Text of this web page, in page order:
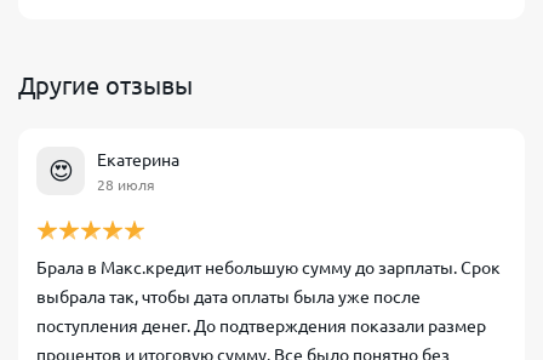
Другие отзывы
😍 Екатерина
28 июля
Брала в Макс.кредит небольшую сумму до зарплаты. Срок
выбрала так, чтобы дата оплаты была уже после
поступления денег. До подтверждения показали размер
процентов и итоговую сумму. Все было понятно без